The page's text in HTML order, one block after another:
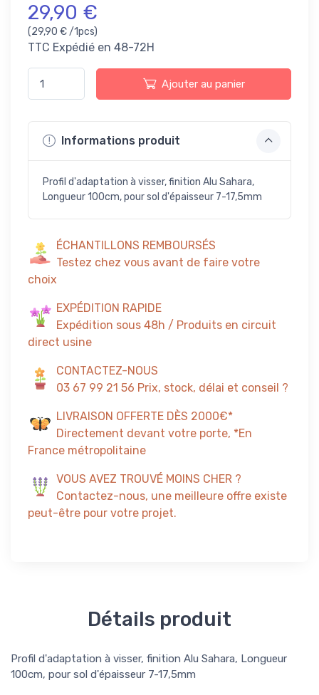
29,90 €
(29,90 € /1pcs)
TTC Expédié en 48-72H
Ajouter au panier
Informations produit
Profil d'adaptation à visser, finition Alu Sahara,
Longueur 100cm, pour sol d'épaisseur 7-17,5mm
ÉCHANTILLONS REMBOURSÉS
Testez chez vous avant de faire votre
choix
EXPÉDITION RAPIDE
Expédition sous 48h / Produits en circuit
direct usine
CONTACTEZ-NOUS
03 67 99 21 56 Prix, stock, délai et conseil ?
LIVRAISON OFFERTE DÈS 2000€*
Directement devant votre porte, *En
France métropolitaine
VOUS AVEZ TROUVÉ MOINS CHER ?
Contactez-nous, une meilleure offre existe
peut-être pour votre projet.
Détails produit
Profil d'adaptation à visser, finition Alu Sahara, Longueur
100cm, pour sol d'épaisseur 7-17,5mm